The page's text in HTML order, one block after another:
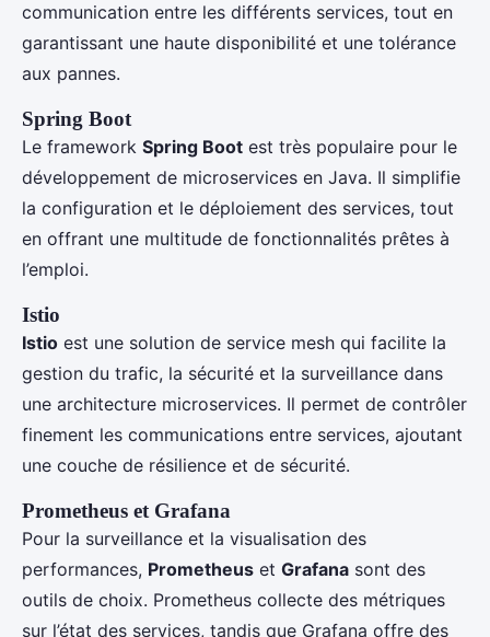
communication entre les différents services, tout en
garantissant une haute disponibilité et une tolérance
aux pannes.
Spring Boot
Le framework Spring Boot est très populaire pour le
développement de microservices en Java. Il simplifie
la configuration et le déploiement des services, tout
en offrant une multitude de fonctionnalités prêtes à
l’emploi.
Istio
Istio est une solution de service mesh qui facilite la
gestion du trafic, la sécurité et la surveillance dans
une architecture microservices. Il permet de contrôler
finement les communications entre services, ajoutant
une couche de résilience et de sécurité.
Prometheus et Grafana
Pour la surveillance et la visualisation des
performances, Prometheus et Grafana sont des
outils de choix. Prometheus collecte des métriques
sur l’état des services, tandis que Grafana offre des